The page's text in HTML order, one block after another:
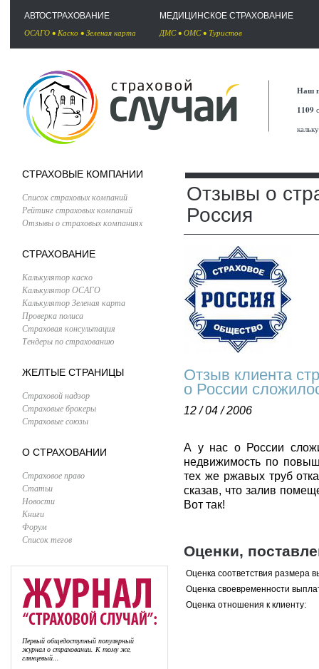
АВТОСТРАХОВАНИЕ
ОСАГО • Каско • Зеленая карта
МЕДИЦИНСКОЕ СТРАХОВАНИЕ
ДМС• ОМС• Туристов
Наш
1109
СТРАХОВЫЕ КОМПАНИИ
Список страховых компаний
Рейтинг страховых компаний
Отзывы о страховых компаниях
СТРАХОВАНИЕ
Калькулятор каско
Калькулятор ОСАГО
Калькулятор Зеленая карта
Проверка полиса
Страховая консультация
Тендеры по страхованию
ЖЕЛТЫЕ СТРАНИЦЫ
Страховой надзор
Страховые брокеры
Страховые союзы
О СТРАХОВАНИИ
Страховое право
Статьи
Новости
Книги
Форум
Список тегов
Первый общедоступный популярный
журнал о страховании. К тому же,
глянцевый...
Отзывы о
Россия
Отзыв клиента
о России
12 / 04 / 2006
А у нас о России
недвижимость по
тех же ржавых труб
сказав, что залив
Вот так!
Оценки,
Оценка соответствия размера
Оценка своевременности
Оценка отношения к клиенту: